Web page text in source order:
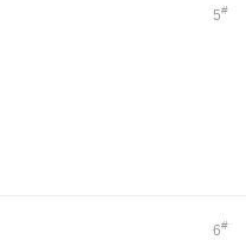
5#
6#